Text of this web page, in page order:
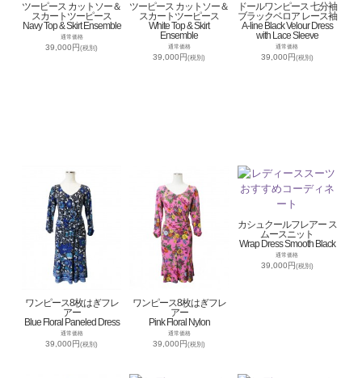
ツーピース カットソー＆
スカートツーピース
Navy Top & Skirt Ensemble
通常価格
39,000円(税別)
ツーピース カットソー＆
スカートツーピース
White Top & Skirt
Ensemble
通常価格
39,000円(税別)
ドールワンピース 七分袖
ブラックベロア レース袖
A-line Black Velour Dress
with Lace Sleeve
通常価格
39,000円(税別)
ワンピース8枚はぎフレ
アー
Blue Floral Paneled Dress
通常価格
39,000円(税別)
ワンピース8枚はぎフレ
アー
Pink Floral Nylon
通常価格
39,000円(税別)
カシュクールフレアー ス
ムースニット
Wrap Dress Smooth Black
通常価格
39,000円(税別)